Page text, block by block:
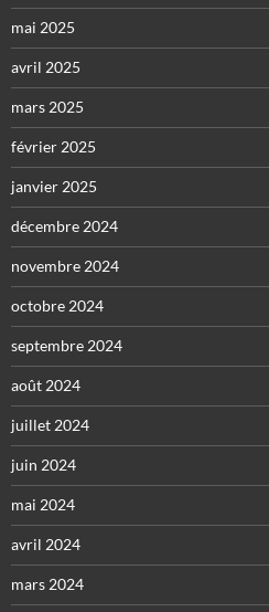
mai 2025
avril 2025
mars 2025
février 2025
janvier 2025
décembre 2024
novembre 2024
octobre 2024
septembre 2024
août 2024
juillet 2024
juin 2024
mai 2024
avril 2024
mars 2024